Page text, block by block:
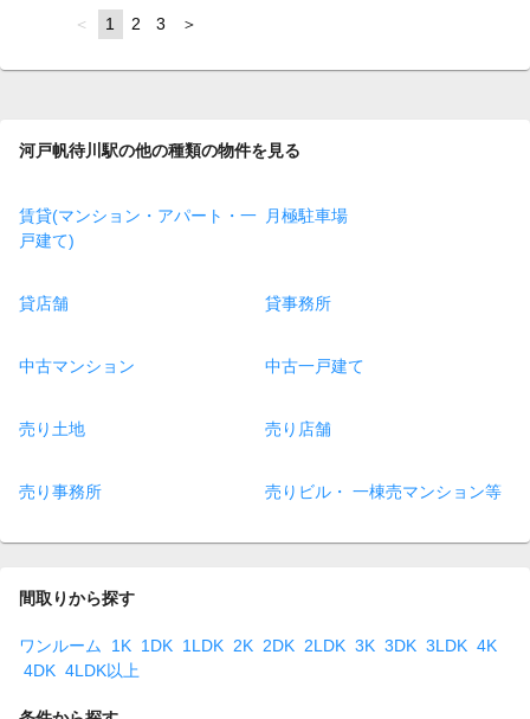
page
You're
page
1 page
2 page
3 page
河戸帆待川駅の他の種類の物件を見る
賃貸(マンション・アパート・一
戸建て)
月極駐車場
貸店舗 貸事務所
中古マンション 中古一戸建て
売り土地 売り店舗
売り事務所 売りビル・ 一棟売マンション等
間取りから探す
ワンルーム 1K 1DK 1LDK 2K 2DK 2LDK 3K 3DK 3LDK 4K
4DK 4LDK以上